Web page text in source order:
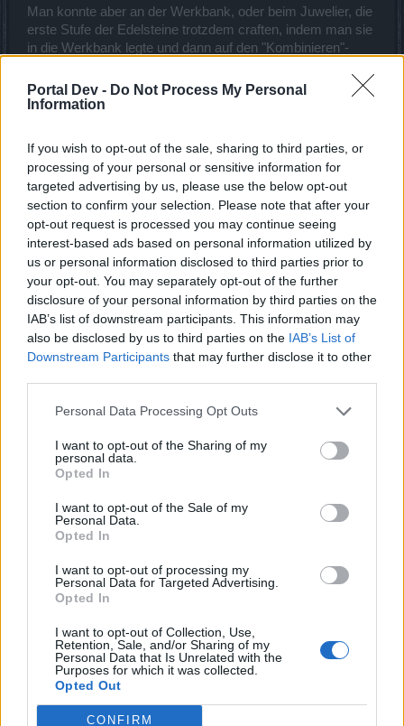
Portal Dev - Do Not Process My Personal
Information
If you wish to opt-out of the sale, sharing to third parties, or
processing of your personal or sensitive information for
targeted advertising by us, please use the below opt-out
section to confirm your selection. Please note that after your
opt-out request is processed you may continue seeing
interest-based ads based on personal information utilized by
us or personal information disclosed to third parties prior to
your opt-out. You may separately opt-out of the further
disclosure of your personal information by third parties on the
IAB’s list of downstream participants. This information may
also be disclosed by us to third parties on the IAB’s List of
Downstream Participants that may further disclose it to other
Personal Data Processing Opt Outs
I want to opt-out of the Sharing of my
personal data.
Opted In
I want to opt-out of the Sale of my
Personal Data.
Opted In
I want to opt-out of processing my
Personal Data for Targeted Advertising.
Opted In
I want to opt-out of Collection, Use,
Retention, Sale, and/or Sharing of my
Personal Data that Is Unrelated with the
Purposes for which it was collected.
Opted Out
CONFIRM
Man konnte aber an der Werkbank, oder beim Juwelier, die
erste Stufe der Edelsteine trotzdem craften, indem man sie
in die Werkbank legte und dann auf den "Kombinieren"-
Zudem schaut doch mal bei Petyax im Menü unter
!Auswahl" nach Büchern und Formeln.
Übrigens, ist die Questreihe "Rückenbedeckung" anfänglich
genauso "plöde" aufgebaut, indem man Aufgaben erledigen
soll bei denen es die Formel dazu erst nach Erledigung
geben soll.
Da funktioniert das wie oben beschrieben genauso.
Beide Questreihen haben meines Erachtens eine sehr
ungenaue "Einleitung"/ Bedienungsanleitung
Foren-Herzog
Hallo,
ich habe dieses Spiel seit einer Ewigkeit nicht mehr aktiv gespielt.
Die habe ich schon früher abgeschlossen und kann sie nicht
nochmal machen.
Auch die ganzen Questgeber haben die Quest nicht für mich.
Was soll ich tun?
MFG
Click to expand...
Ich hätte da noch eine Idee...
Die Quests wurde ein paar mal verändert und als ich sie
das letzte mal (mit meiner Waldine) gemacht habe, musste
man erst Quests für Malyssa und Rosalind machen, bevor